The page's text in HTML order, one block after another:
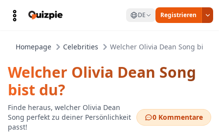
DE Registrieren
Homepage Celebrities Welcher Olivia Dean Song bist
Welcher Olivia Dean Song
bist du?
Finde heraus, welcher Olivia Dean
Song perfekt zu deiner Persönlichkeit
passt!
0 Kommentare